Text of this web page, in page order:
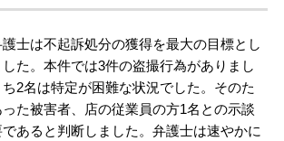
士は不起訴処分の獲得を最大の目標とし
た。本件では3件の盗撮行為がありまし
2名は特定が困難な状況でした。そのた
た被害者、店の従業員の方1名との示談
あると判断しました。弁護士は速やかに